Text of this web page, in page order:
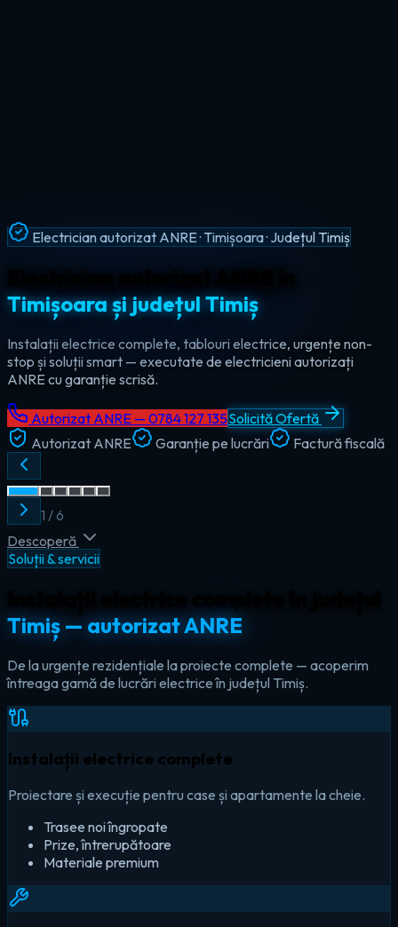
Intervenții Non-Stop · Urgențe Electrice · Timiș
Urgențe electrice non-stop în
județul Timiș
Ajungem la tine în maxim 60 de minute, oricând — ziua sau
noaptea. Electrician de urgență autorizat pentru Timișoara,
Lugoj, Deta și toate localitățile din Timiș.
Autorizat ANRE — 0784 127 135Solicită Ofertă
Autorizat ANRE
Garanție pe lucrări Factură fiscală
2 /6
Descoperă
Soluții & servicii
Timiș — autorizat ANRE
De la urgențe rezidențiale la proiecte complete — acoperim
întreaga gamă de lucrări electrice în județul Timiș.
Instalații electrice complete
Proiectare și execuție pentru case și apartamente la cheie.
Trasee noi îngropate
Prize, întrerupătoare
Materiale premium